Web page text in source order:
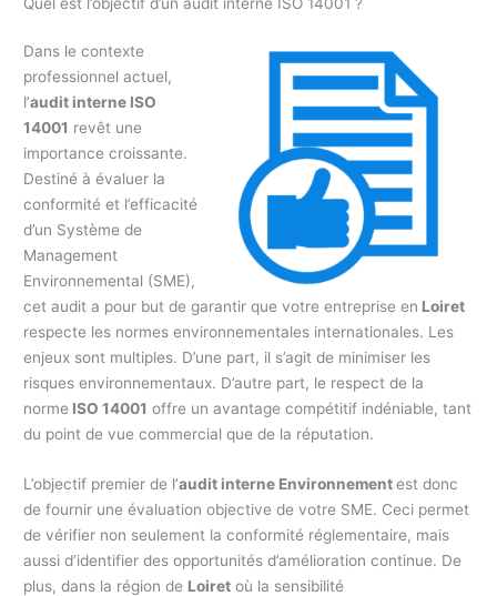
Dans le contexte
professionnel actuel,
l’audit interne ISO
14001 revêt une
importance croissante.
Destiné à évaluer la
conformité et l’efficacité
d’un Système de
Management
Environnemental (SME),
cet audit a pour but de garantir que votre entreprise en Loiret
respecte les normes environnementales internationales. Les
enjeux sont multiples. D’une part, il s’agit de minimiser les
risques environnementaux. D’autre part, le respect de la
norme ISO 14001 offre un avantage compétitif indéniable, tant
du point de vue commercial que de la réputation.
L’objectif premier de l’audit interne Environnementest donc
de fournir une évaluation objective de votre SME. Ceci permet
de vérifier non seulement la conformité réglementaire, mais
aussi d’identifier des opportunités d’amélioration continue. De
plus, dans la région de Loiret où la sensibilité